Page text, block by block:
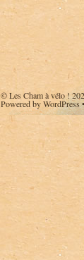
©Les Cham à vélo !
Powered byWordPress•